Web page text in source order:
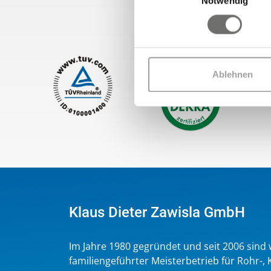
Ablehnen
Klaus Dieter Zawisla GmbH
Im Jahre 1980 gegründet und seit 2006 sind
familiengeführter Meisterbetrieb für Rohr-,